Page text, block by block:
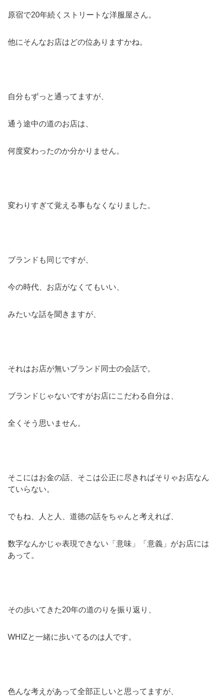
原宿で20年続くストリートな洋服屋さん。
他にそんなお店はどの位ありますかね。
自分もずっと通ってますが、
通う途中の道のお店は、
何度変わったのか分かりません。
変わりすぎて覚える事もなくなりました。
ブランドも同じですが、
今の時代、お店がなくてもいい、
みたいな話を聞きますが、
それはお店が無いブランド同士の会話で。
ブランドじゃないですがお店にこだわる自分は、
全くそう思いません。
そこにはお金の話、そこは公正に尽きればそりゃお店なん
ていらない。
でもね、人と人、道徳の話をちゃんと考えれば、
数字なんかじゃ表現できない「意味」「意義」がお店には
あって。
その歩いてきた20年の道のりを振り返り、
WHIZと一緒に歩いてるのは人です。
色んな考えがあって全部正しいと思ってますが、